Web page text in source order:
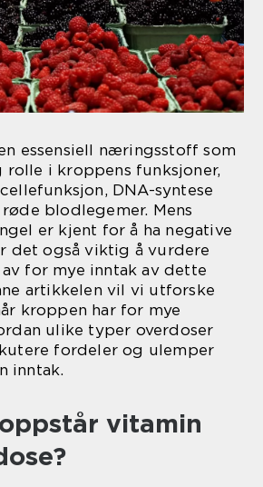
essensiell næringsstoff som
i kroppens funksjoner,
DNA-syntese
blodlegemer. Mens
er kjent for å ha negative
det også viktig å vurdere
av for mye inntak av dette
artikkelen vil vi utforske
kroppen har for mye
ulike typer overdoser
fordeler og ulemper
inntak.
vitamin